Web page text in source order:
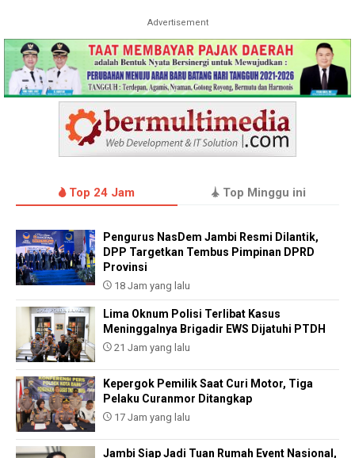
Advertisement
Top 24 Jam Top Minggu ini
Pengurus NasDem Jambi Resmi Dilantik,
DPP Targetkan Tembus Pimpinan DPRD
Provinsi
18 Jam yang lalu
Lima Oknum Polisi Terlibat Kasus
Meninggalnya Brigadir EWS Dijatuhi PTDH
21 Jam yang lalu
Kepergok Pemilik Saat Curi Motor, Tiga
Pelaku Curanmor Ditangkap
17 Jam yang lalu
Jambi Siap Jadi Tuan Rumah Event Nasional,